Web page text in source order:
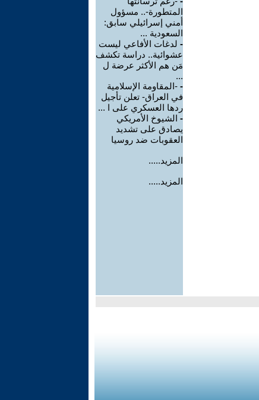
المتطورة-.. مسؤول
أمني إسرائيلي سابق:
السعودية ...
- لدغات الأفاعي ليست
عشوائية.. دراسة تكشف
مَن هم الأكثر عرضة ل
...
- -المقاومة الإسلامية
في العراق- تعلن تأجيل
ردها العسكري على ا ...
- الشيوخ الأمريكي
يصادق على تشديد
العقوبات ضد روسيا
المزيد.....
المزيد.....